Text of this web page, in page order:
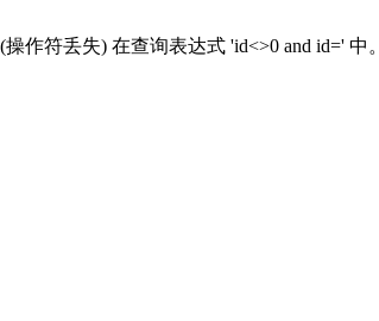
作符丢失) 在查询表达式 'id<>0 and id=' 中。